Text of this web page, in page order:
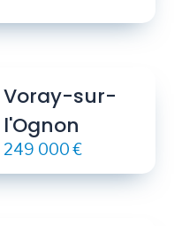
Voray-sur-
l'Ognon
249 000 €